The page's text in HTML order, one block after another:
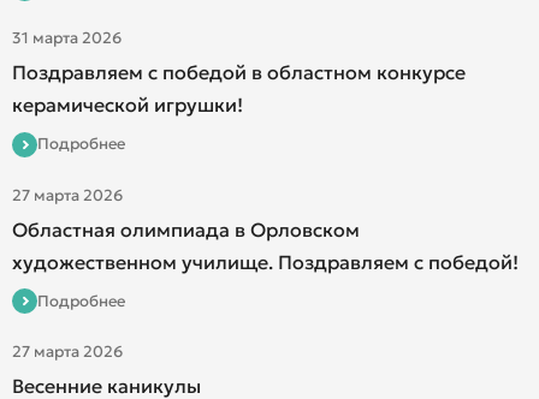
31 марта 2026
Поздравляем с победой в областном конкурсе
керамической игрушки!
Подробнее
27 марта 2026
Областная олимпиада в Орловском
художественном училище. Поздравляем с победой!
Подробнее
27 марта 2026
Весенние каникулы